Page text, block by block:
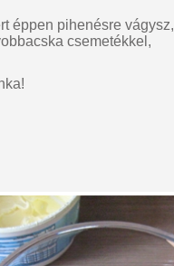
éppen pihenésre vágysz,
csemetékkel,